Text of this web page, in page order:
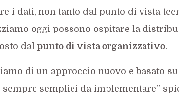
i dati, non tanto dal punto di vista
oggi possono ospitare la
dal punto di vista organizzativo.
di un approccio nuovo e basato
sempre semplici da implementare”